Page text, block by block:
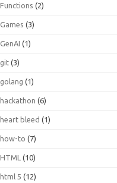
Functions (2)
Games (3)
GenAI (1)
git (3)
golang (1)
hackathon (6)
heart bleed (1)
how-to (7)
HTML (10)
html 5 (12)